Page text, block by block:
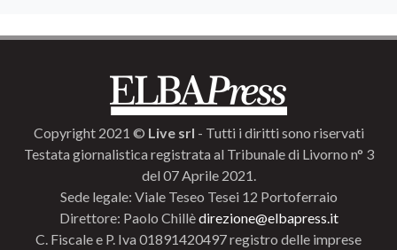
Copyright 2021 © Live srl - Tutti i diritti sono riservati
Testata giornalistica registrata al Tribunale di Livorno n° 3
del 07 Aprile 2021.
Sede legale: Viale Teseo Tesei 12 Portoferraio
Direttore: Paolo Chillèdirezione@elbapress.it
C. Fiscale e P. Iva 01891420497 registro delle imprese